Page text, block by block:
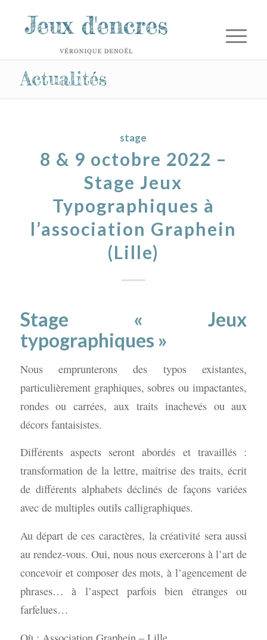
Actualités
stage
8 & 9 octobre 2022 –
Stage Jeux
Typographiques à
l’association Graphein
(Lille)
Stage « Jeux
typographiques »
Nous emprunterons des typos existantes,
particulièrement graphiques, sobres ou impactantes,
rondes ou carrées, aux traits inachevés ou aux
décors fantaisistes.
Différents aspects seront abordés et travaillés :
transformation de la lettre, maîtrise des traits, écrit
de différents alphabets déclinés de façons variées
avec de multiples outils calligraphiques.
Au départ de ces caractères, la créativité sera aussi
au rendez-vous. Oui, nous nous exercerons à l’art de
concevoir et composer des mots, à l’agencement de
phrases… à l’aspect parfois bien étranges ou
farfelues…